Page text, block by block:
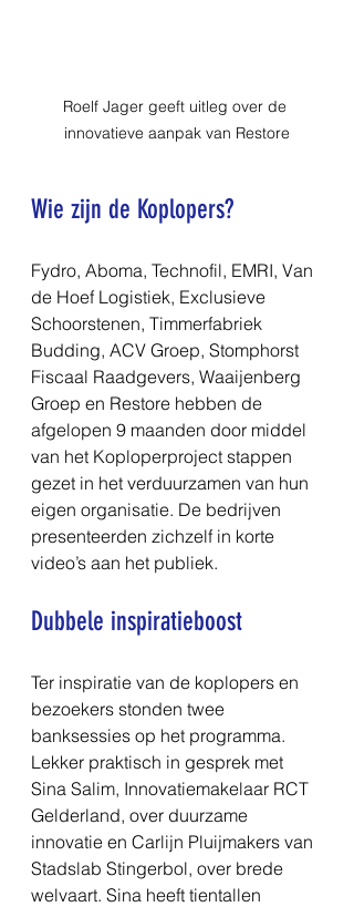
Roelf Jager geeft uitleg over de
innovatieve aanpak van Restore
Wie zijn de Koplopers?
Fydro, Aboma, Technofil, EMRI, Van
de Hoef Logistiek, Exclusieve
Schoorstenen, Timmerfabriek
Budding, ACV Groep, Stomphorst
Fiscaal Raadgevers, Waaijenberg
Groep en Restore hebben de
afgelopen 9 maanden door middel
van het Koploperproject stappen
gezet in het verduurzamen van hun
eigen organisatie. De bedrijven
presenteerden zichzelf in korte
video’s aan het publiek.
Dubbele inspiratieboost
Ter inspiratie van de koplopers en
bezoekers stonden twee
banksessies op het programma.
Lekker praktisch in gesprek met
Sina Salim, Innovatiemakelaar RCT
Gelderland, over duurzame
innovatie en Carlijn Pluijmakers van
Stadslab Stingerbol, over brede
welvaart. Sina heeft tientallen